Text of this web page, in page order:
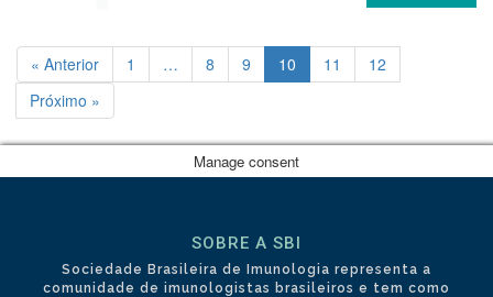
« Anterior 1 … 8 9 10 11
12
Próximo »
SOBRE A SBI
Sociedade Brasileira de Imunologia representa a
comunidade de imunologistas brasileiros e tem como
Manage consent